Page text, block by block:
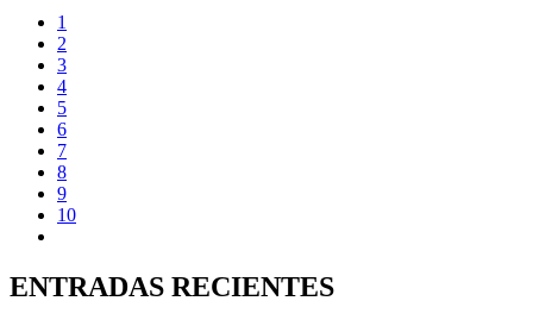
1
2
3
4
5
6
7
8
9
10
ENTRADAS RECIENTES